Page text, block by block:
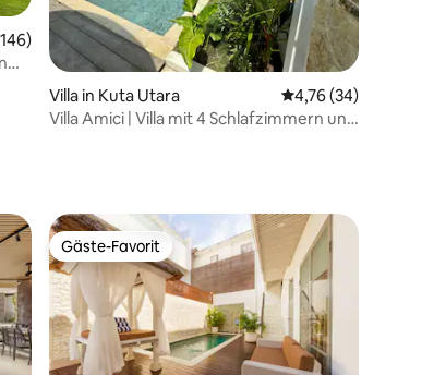
Bewertung: 4,81 von 5, 146 Bewertungen
Villa in Kuta Utara Durchschnittliche
4,76 (34)
Villa Amici | Villa mit 4 Schlafzimmern und
Gäste-Favorit
Gäste-Favorit